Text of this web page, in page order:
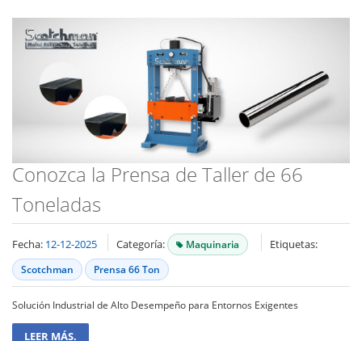
Conozca la Prensa de Taller de 66
Toneladas
Fecha: 12-12-2025 Categoría: Maquinaria Etiquetas:
Scotchman Prensa 66 Ton
Solución Industrial de Alto Desempeño para Entornos Exigentes
LEER MÁS.